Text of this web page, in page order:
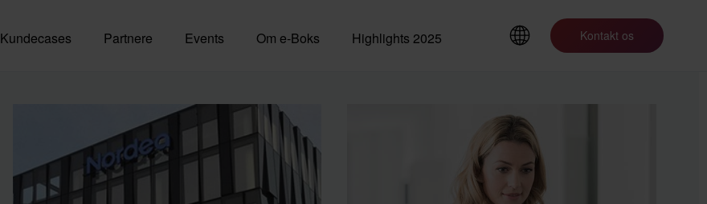
Kundecases Partnere Events Om e-Boks Highlights 2025 Kontakt os